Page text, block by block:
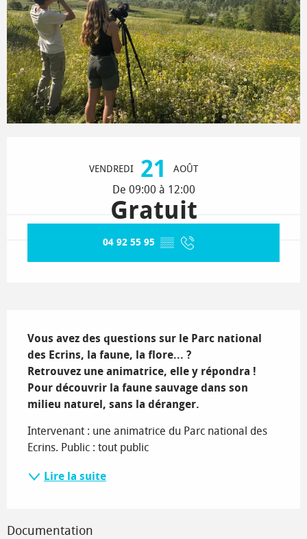
VENDREDI 21 AOÛT
De 09:00 à 12:00
Gratuit
04 92 55 95 ▒▒
Vous avez des questions sur le Parc national
des Ecrins, la faune, la flore... ?
Retrouvez une animatrice, elle y répondra !
Pour découvrir la faune sauvage dans son
milieu naturel, sans la déranger.
Intervenant : une animatrice du Parc national des
Ecrins. Public : tout public
Lire la suite
Documentation